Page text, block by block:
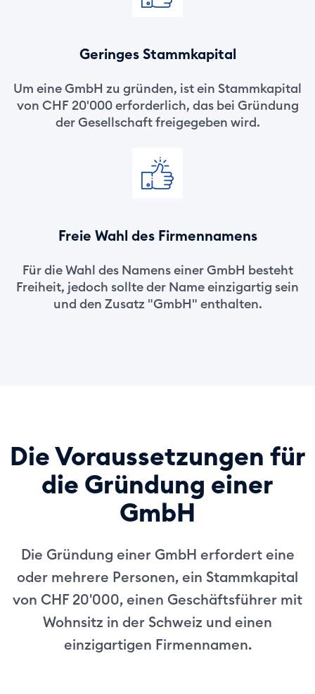
Geringes Stammkapital
Um eine GmbH zu gründen, ist ein Stammkapital
von CHF 20'000 erforderlich, das bei Gründung
der Gesellschaft freigegeben wird.
Freie Wahl des Firmennamens
Für die Wahl des Namens einer GmbH besteht
Freiheit, jedoch sollte der Name einzigartig sein
und den Zusatz "GmbH" enthalten.
Die Voraussetzungen für
die Gründung einer
GmbH
Die Gründung einer GmbH erfordert eine
oder mehrere Personen, ein Stammkapital
von CHF 20'000, einen Geschäftsführer mit
Wohnsitz in der Schweiz und einen
einzigartigen Firmennamen.